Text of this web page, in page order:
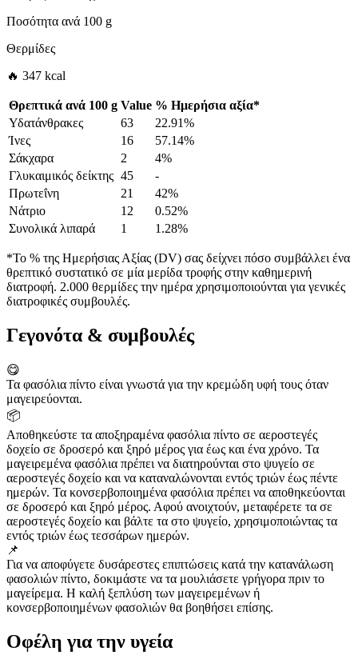
Ποσότητα ανά 100 g
Θερμίδες
🔥 347 kcal
Θρεπτικά ανά 100 g Value % Ημερήσια αξία*
Υδατάνθρακες
63
22.91%
Ίνες
16
57.14%
Σάκχαρα
2
4%
Γλυκαιμικός δείκτης 45
-
Πρωτεΐνη
21
42%
Νάτριο
12
0.52%
Συνολικά λιπαρά
1 1.28%
*Το % της Ημερήσιας Αξίας (DV) σας δείχνει πόσο συμβάλλει ένα
θρεπτικό συστατικό σε μία μερίδα τροφής στην καθημερινή
διατροφή. 2.000 θερμίδες την ημέρα χρησιμοποιούνται για γενικές
διατροφικές συμβουλές.
Γεγονότα & συμβουλές
😋
Τα φασόλια πίντο είναι γνωστά για την κρεμώδη υφή τους όταν
μαγειρεύονται.
📦
Αποθηκεύστε τα αποξηραμένα φασόλια πίντο σε αεροστεγές
δοχείο σε δροσερό και ξηρό μέρος για έως και ένα χρόνο. Τα
μαγειρεμένα φασόλια πρέπει να διατηρούνται στο ψυγείο σε
αεροστεγές δοχείο και να καταναλώνονται εντός τριών έως πέντε
ημερών. Τα κονσερβοποιημένα φασόλια πρέπει να αποθηκεύονται
σε δροσερό και ξηρό μέρος. Αφού ανοιχτούν, μεταφέρετε τα σε
αεροστεγές δοχείο και βάλτε τα στο ψυγείο, χρησιμοποιώντας τα
εντός τριών έως τεσσάρων ημερών.
📌
Για να αποφύγετε δυσάρεστες επιπτώσεις κατά την κατανάλωση
φασολιών πίντο, δοκιμάστε να τα μουλιάσετε γρήγορα πριν το
μαγείρεμα. Η καλή ξεπλύση των μαγειρεμένων ή
κονσερβοποιημένων φασολιών θα βοηθήσει επίσης.
Οφέλη για την υγεία